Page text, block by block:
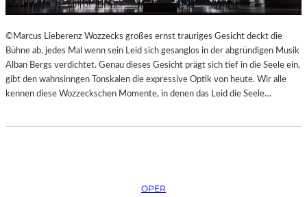
©Marcus Lieberenz Wozzecks großes ernst trauriges Gesicht deckt die
Bühne ab, jedes Mal wenn sein Leid sich gesanglos in der abgründigen Musik
Alban Bergs verdichtet. Genau dieses Gesicht prägt sich tief in die Seele ein,
gibt den wahnsinngen Tonskalen die expressive Optik von heute. Wir alle
kennen diese Wozzeckschen Momente, in denen das Leid die Seele…
OPER